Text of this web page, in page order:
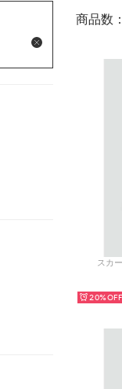
商品数：
スカ
20%